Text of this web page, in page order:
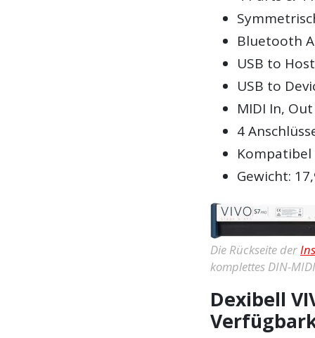
Bluetooth
USB to
USB to
MIDI In,
4
Gewicht:
Die Rückseite der
komplettes DIN-
Dexibell